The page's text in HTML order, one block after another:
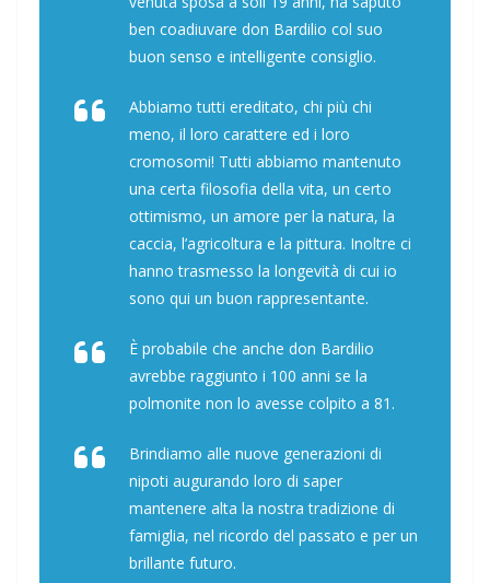
ben coadiuvare don Bardilio col suo
buon senso e intelligente consiglio.
Abbiamo tutti ereditato, chi più chi
meno, il loro carattere ed i loro
cromosomi! Tutti abbiamo mantenuto
una certa filosofia della vita, un certo
ottimismo, un amore per la natura, la
caccia, l’agricoltura e la pittura. Inoltre ci
hanno trasmesso la longevità di cui io
sono qui un buon rappresentante.
È probabile che anche don Bardilio
avrebbe raggiunto i 100 anni se la
polmonite non lo avesse colpito a 81.
Brindiamo alle nuove generazioni di
nipoti augurando loro di saper
mantenere alta la nostra tradizione di
famiglia, nel ricordo del passato e per un
brillante futuro.